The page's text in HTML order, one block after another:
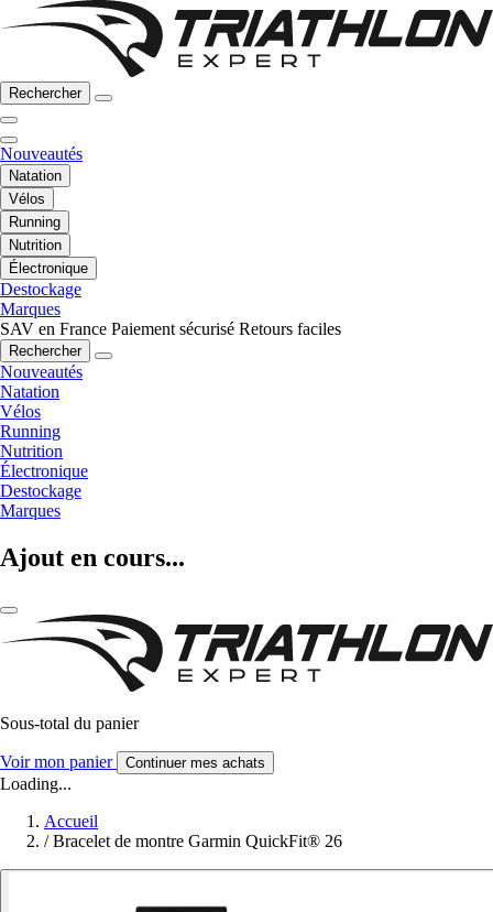
Rechercher
Nouveautés
Natation
Vélos
Running
Nutrition
Électronique
Destockage
Marques
SAV en France Paiement sécurisé Retours faciles
Rechercher
Nouveautés
Natation
Vélos
Running
Nutrition
Électronique
Destockage
Marques
Ajout en cours...
Sous-total du panier
Voir mon panier Continuer mes achats
Loading...
Accueil
/ Bracelet de montre Garmin QuickFit® 26